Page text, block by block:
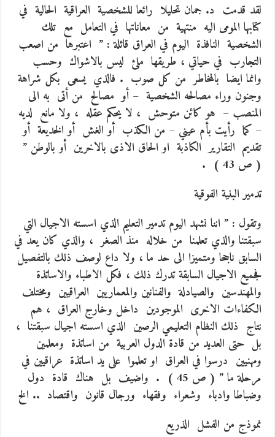
لقد قدمت د. جمان تحليلا رائعا للشخصية العراقية الحالية في
كتابها المومى اليه منتهية من معاناتها في التعامل مع تلك
الشخصية النافذة اليوم في العراق قائلة : ” اعتبرها من اصعب
التجارب في حياتي ، طريقها ملئ ليس بالاشواك وحسب
وانما ايضا بالمخاطر من كل صوب . فالذي يسعى بكل شراهة
وجنون وراء مصالحه الشخصية – أو مصالح من أتى به الى
المنصب – هو كائن متوحش ، لا يحكم عقله ، ولا مانع لديه
– كما رأيت بأم عيني – من الكذب أو الغش أو الخديعة أو
تقديم التقارير الكاذبة او الحاق الاذى بالاخرين أو بالوطن ”
( ص 43 ) .
تدمير البنية الفوقية
وتقول : ” اننا نشهد اليوم تدمير التعليم الذي اسسته الاجيال التي
سبقتنا والذي تعلمنا من خلاله منذ الصغر ، والذي كان يعد في
السابق ناجحا ومتميزا الى حد ما ، ولا داع لوصف ذلك بالتفصيل
فجميع الاجيال السابقة تدرك ذلك ، فكل الاطباء والاساتذة
والمهندسين والصيادلة والفنانين والمعماريين العراقيين ومختلف
الكفاءات الاخرى الموجودين داخل وخارج العراق ، هم
نتاج ذلك النظام التعليمي الرصين الذي اسسته اجيال سبقتنا ،
بل حتى العديد من قادة الدول العربية من اساتذة ومعلمين
ومهنيين درسوا في العراق او تعلموا على يد اساتذة عراقيين في
مرحلة ما ” ( ص 45 ) . واضيف بل هناك قادة دول
وضباطا وادباء وشعراء وفقهاء ورجال قانون واقتصاد .. الخ
نموذج من الفشل الذريع